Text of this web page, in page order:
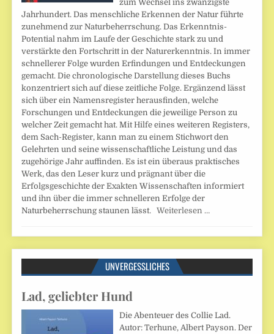
zum Wechsel ins zwanzigste
Jahrhundert. Das menschliche Erkennen der Natur führte
zunehmend zur Naturbeherrschung. Das Erkenntnis-
Potential nahm im Laufe der Geschichte stark zu und
verstärkte den Fortschritt in der Naturerkenntnis. In immer
schnellerer Folge wurden Erfindungen und Entdeckungen
gemacht. Die chronologische Darstellung dieses Buchs
konzentriert sich auf diese zeitliche Folge. Ergänzend lässt
sich über ein Namensregister herausfinden, welche
Forschungen und Entdeckungen die jeweilige Person zu
welcher Zeit gemacht hat. Mit Hilfe eines weiteren Registers,
dem Sach-Register, kann man zu einem Stichwort den
Gelehrten und seine wissenschaftliche Leistung und das
zugehörige Jahr auffinden. Es ist ein überaus praktisches
Werk, das den Leser kurz und prägnant über die
Erfolgsgeschichte der Exakten Wissenschaften informiert
und ihn über die immer schnelleren Erfolge der
Naturbeherrschung staunen lässt.Weiterlesen …
UNVERGESSLICHES
Lad, geliebter Hund
Die Abenteuer des Collie Lad.
Autor: Terhune, Albert Payson. Der